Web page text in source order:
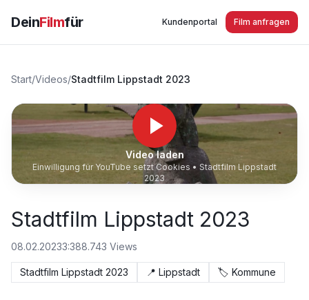
DeinFilmfür Kundenportal Film anfragen
Start/Videos/Stadtfilm Lippstadt 2023
Video laden
Einwilligung für YouTube setzt Cookies • Stadtfilm Lippstadt
2023
Stadtfilm Lippstadt 2023
08.02.20233:388.743 Views
Stadtfilm Lippstadt 2023 📍 Lippstadt 🏷️ Kommune